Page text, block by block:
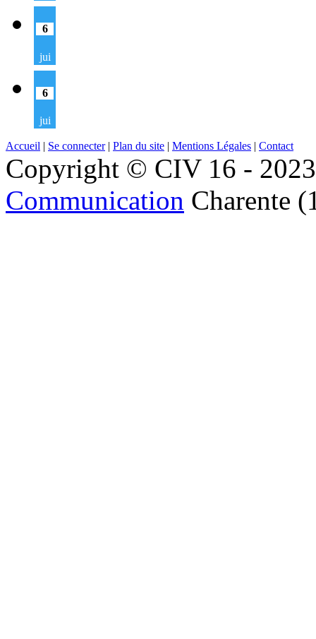
6
jui
6
jui
Accueil | Se connecter| Plan du site | Mentions Légales | Contact
Copyright © CIV 16 -
Communication Charente